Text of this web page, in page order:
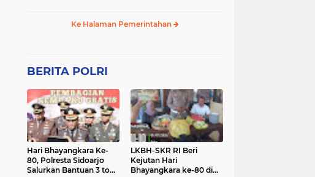
Ke Halaman Pemerintahan
BERITA POLRI
Hari Bhayangkara Ke-
80, Polresta Sidoarjo
Salurkan Bantuan 3 ton
LKBH-SKR RI Beri
Kejutan Hari
Bhayangkara ke-80 di